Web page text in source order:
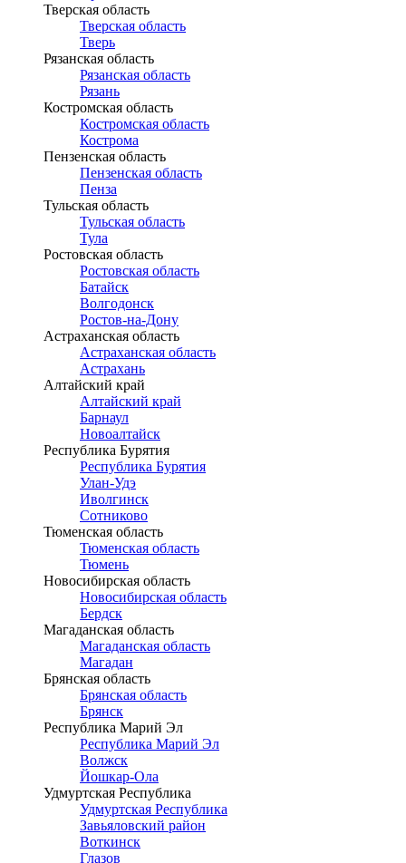
Тверская область
Тверская область
Тверь
Рязанская область
Рязанская область
Рязань
Костромская область
Костромская область
Кострома
Пензенская область
Пензенская область
Пенза
Тульская область
Тульская область
Тула
Ростовская область
Ростовская область
Батайск
Волгодонск
Ростов-на-Дону
Астраханская область
Астраханская область
Астрахань
Алтайский край
Алтайский край
Барнаул
Новоалтайск
Республика Бурятия
Республика Бурятия
Улан-Удэ
Иволгинск
Сотниково
Тюменская область
Тюменская область
Тюмень
Новосибирская область
Новосибирская область
Бердск
Магаданская область
Магаданская область
Магадан
Брянская область
Брянская область
Брянск
Республика Марий Эл
Республика Марий Эл
Волжск
Йошкар-Ола
Удмуртская Республика
Удмуртская Республика
Завьяловский район
Воткинск
Глазов